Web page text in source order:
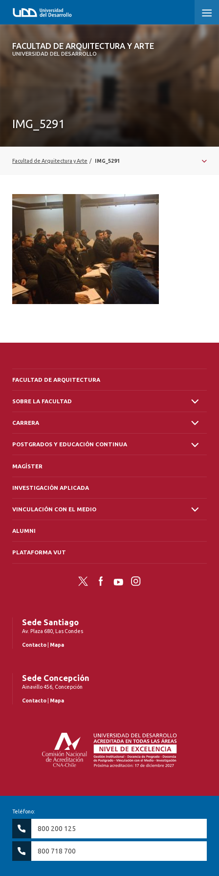
FACULTAD DE ARQUITECTURA Y ARTE
UNIVERSIDAD DEL DESARROLLO
FACULTAD DE ARQUITECTURA Y ARTE
VINCULACIÓN CON EL MEDIO
ALUMNI
PLATAFORMA VUT
IMG_5291
Facultad de Arquitectura y Arte / IMG_5291
FACULTAD DE ARQUITECTURA
SOBRE LA FACULTAD
CARRERA
POSTGRADOS Y EDUCACIÓN CONTINUA
MAGÍSTER
INVESTIGACIÓN APLICADA
VINCULACIÓN CON EL MEDIO
ALUMNI
PLATAFORMA VUT
Twitter FacebookYouTubeInstagram
Sede Santiago
Av. Plaza 680, Las Condes
Contacto Mapa
Sede Concepción
Ainavillo 456, Concepción
Contacto Mapa
Teléfono:
800 200 125
800 718 700